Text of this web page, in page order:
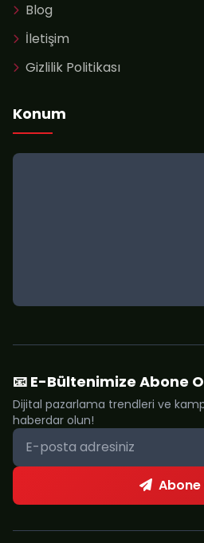
Blog
İletişim
Gizlilik Politikası
Konum
📧 E-Bültenimize Abone
Dijital pazarlama trendleri ve
haberdar olun!
Abone